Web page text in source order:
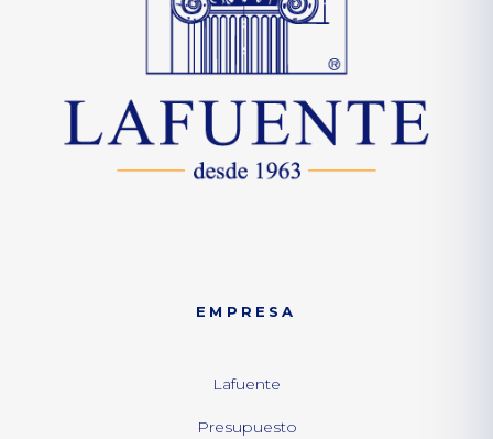
EMPRESA
Lafuente
Presupuesto